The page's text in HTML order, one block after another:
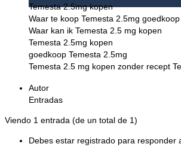
Temesta 2.5mg kopen
Waar te koop Temesta 2.5mg
Waar kan ik Temesta 2.5 mg kopen
Temesta 2.5mg kopen
goedkoop Temesta 2.5mg
Temesta 2.5 mg kopen zonder recept
Autor
Entradas
Viendo 1 entrada (de un total de 1)
Debes estar registrado para responder